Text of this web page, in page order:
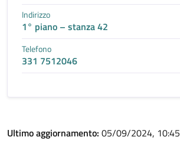
Indirizzo
1° piano – stanza 42
Telefono
331 7512046
Ultimo aggiornamento: 05/09/2024, 10:45